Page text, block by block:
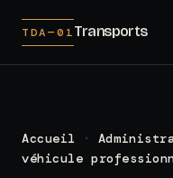
TDA—01Transports
Accueil ·
véhicule